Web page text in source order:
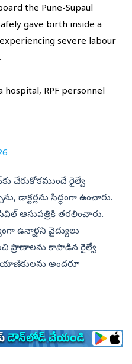
the Pune-Supaul
gave birth inside a
severe labour
RPF personnel
చేరుకోకముందే రైల్వే
డాక్టర్లను సిద్ధంగా ఉంచారు.
ఆసుపత్రికి తరలించారు.
ఉన్నారని వైద్యులు
ప్రాణాలను కాపాడిన రైల్వే
అందరూ